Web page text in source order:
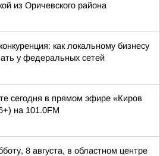
из Оричевского района
как локальному бизнесу
у федеральных сетей
сегодня в прямом эфире «Киров
на 101.0FM
8 августа, в областном центре